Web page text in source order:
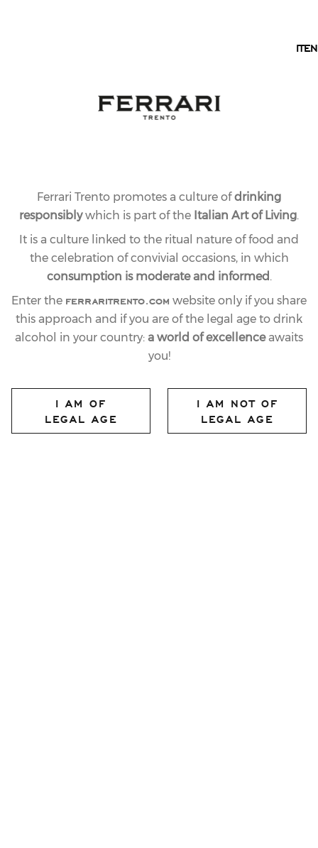
ITEN
Ferrari Trento promotes a culture ofdrinking
responsiblywhich is part of the Italian Art of Living.
It is a culture linked to the ritual nature of food and
the celebration of convivial occasions, in which
consumption is moderate and informed .
Enter the ferraritrento.com website only if you share
this approach and if you are of the legal age to drink
alcohol in your country: a world of excellenceawaits
you!
I AM OF
LEGAL AGE
I AM NOT OF
LEGAL AGE